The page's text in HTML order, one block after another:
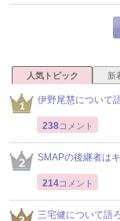
人気トピック 新
伊野尾慧について
238コメント
SMAPの後継者は
214コメント
三宅健について語